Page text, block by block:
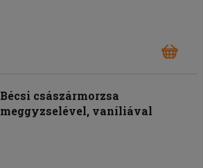
Bécsi császármorzsa
meggyzselével, vaníliával